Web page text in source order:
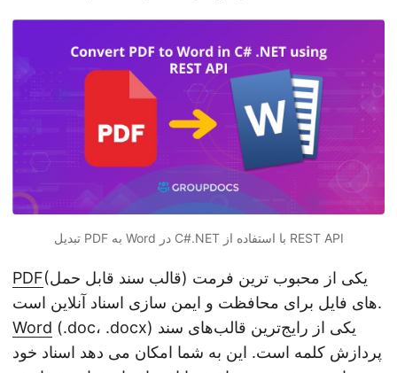
تبدیل PDF به Word در C#.NET با استفاده از REST API
PDF(قالب سند قابل حمل) یکی از محبوب ترین فرمت
های فایل برای محافظت و ایمن سازی اسناد آنلاین است.
Word (.doc، .docx) یکی از رایج‌ترین قالب‌های سند
پردازش کلمه است. این به شما امکان می دهد اسناد خود